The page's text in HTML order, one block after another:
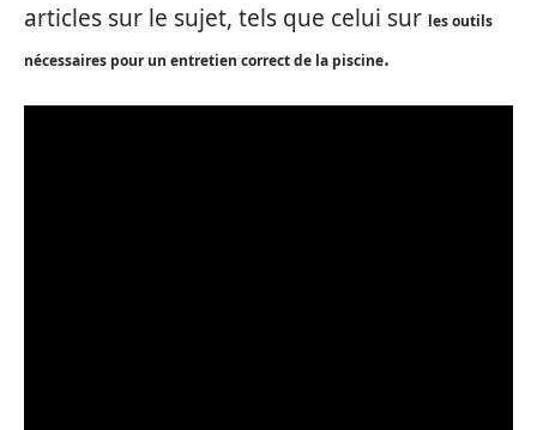
articles sur le sujet, tels que celui sur les outils
nécessaires pour un entretien correct de la piscine.